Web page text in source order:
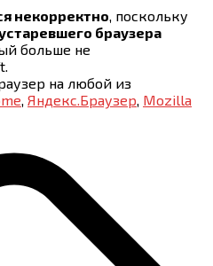
некорректно, поскольку
браузера
больше не
на любой из
, Яндекс.Браузер, Mozilla